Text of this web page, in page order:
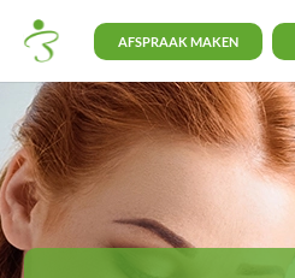
AFSPRAAK MAKEN